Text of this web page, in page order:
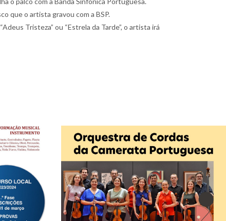
que o artista gravou com a BSP.
Tristeza” ou “Estrela da Tarde”, o artista irá